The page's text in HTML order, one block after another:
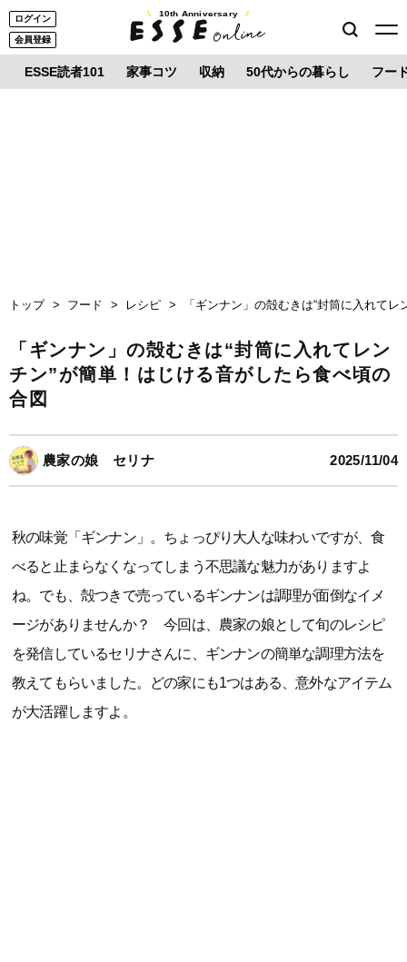
ログイン
会員登録
10th Anniversary
ESSE読者101 家事コツ 収納 50代からの暮らし フー
トップ フード レシピ 「ギンナン」の殻むきは“封筒に入れて
「ギンナン」の殻むきは“封筒に入れてレン
チン”が簡単！はじける音がしたら食べ頃の
合図
農家の娘 セリナ 2025/11/04
秋の味覚「ギンナン」。ちょっぴり大人な味わいですが、食
べると止まらなくなってしまう不思議な魅力がありますよ
ね。でも、殻つきで売っているギンナンは調理が面倒なイメ
ージがありませんか？ 今回は、農家の娘として旬のレシピ
を発信しているセリナさんに、ギンナンの簡単な調理方法を
教えてもらいました。どの家にも1つはある、意外なアイテム
が大活躍しますよ。